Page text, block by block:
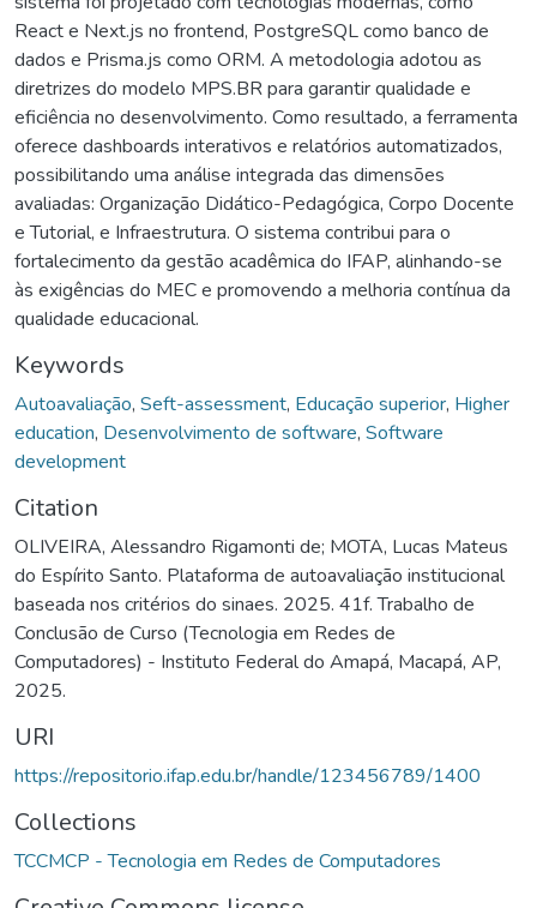
React e Next.js no frontend, PostgreSQL como banco de
dados e Prisma.js como ORM. A metodologia adotou as
diretrizes do modelo MPS.BR para garantir qualidade e
eficiência no desenvolvimento. Como resultado, a ferramenta
oferece dashboards interativos e relatórios automatizados,
possibilitando uma análise integrada das dimensões
avaliadas: Organização Didático-Pedagógica, Corpo Docente
e Tutorial, e Infraestrutura. O sistema contribui para o
fortalecimento da gestão acadêmica do IFAP, alinhando-se
às exigências do MEC e promovendo a melhoria contínua da
qualidade educacional.
Keywords
Autoavaliação, Seft-assessment, Educação superior, Higher
education, Desenvolvimento de software, Software
development
Citation
OLIVEIRA, Alessandro Rigamonti de; MOTA, Lucas Mateus
do Espírito Santo. Plataforma de autoavaliação institucional
baseada nos critérios do sinaes. 2025. 41f. Trabalho de
Conclusão de Curso (Tecnologia em Redes de
Computadores) - Instituto Federal do Amapá, Macapá, AP,
2025.
URI
https://repositorio.ifap.edu.br/handle/123456789/1400
Collections
TCCMCP - Tecnologia em Redes de Computadores